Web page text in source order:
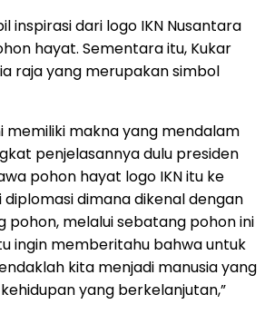
inspirasi dari logo IKN Nusantara
hayat. Sementara itu, Kukar
raja yang merupakan simbol
memiliki makna yang mendalam
penjelasannya dulu presiden
pohon hayat logo IKN itu ke
diplomasi dimana dikenal dengan
pohon, melalui sebatang pohon ini
ingin memberitahu bahwa untuk
kita menjadi manusia yang
yang berkelanjutan,”